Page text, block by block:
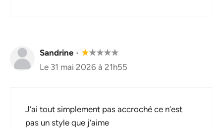
Sandrine • ★★★★★
Le 31 mai 2026 à 21h55
J’ai tout simplement pas accroché ce n’est
pas un style que j’aime